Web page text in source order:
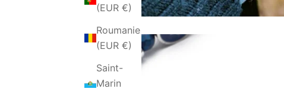
(EUR €)
Roumanie
(EUR €)
Saint-
Marin